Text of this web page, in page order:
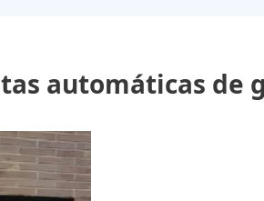
automáticas de